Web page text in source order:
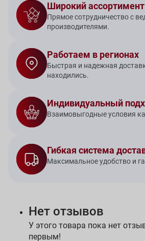
Широкий
Прямое сотрудничество с
производителями.
Работаем в регионах
Быстрая и надежная
находились.
Индивидуальный
Взаимовыгодные условия
Гибкая система
Максимальное удобство и
Нет отзывов
У этого товара пока нет
первым!